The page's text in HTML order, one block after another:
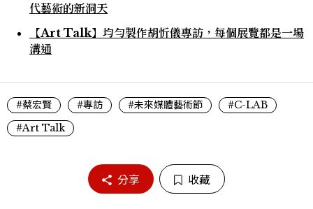
代藝術的新洞天
【Art Talk】均勻製作胡忻儀專訪，每個展覽都是一場
溝通
#蔡宏賢 #專訪 #未來媒體藝術節
#C-LAB
#Art Talk
分享 收藏